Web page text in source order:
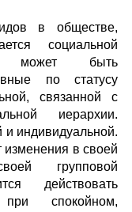
в обществе,
социальной
может быть
по статусу
связанной с
иерархии.
и индивидуальной.
изменения в своей
групповой
действовать
спокойном,